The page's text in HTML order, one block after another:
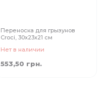
Переноска для грызунов
Croci, 30x23x21 см
Нет в наличии
553,50 грн.